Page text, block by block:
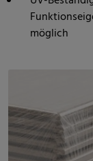
möglich